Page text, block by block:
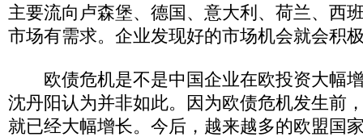
主要流向卢森堡、德国、意大利、荷兰、西
市场有需求。企业发现好的市场机会就会积
欧债危机是不是中国企业在欧投资大幅
沈丹阳认为并非如此。因为欧债危机发生前
就已经大幅增长。今后，越来越多的欧盟国